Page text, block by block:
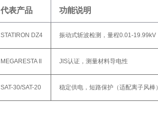
代表产品 功能说明
STATIRON DZ4 振动式斩波检测，量程0.01-19.99kV
MEGARESTA II JIS认证，测量材料导电性
SAT-30/SAT-20 稳定供电，短路保护（适配离子风棒）